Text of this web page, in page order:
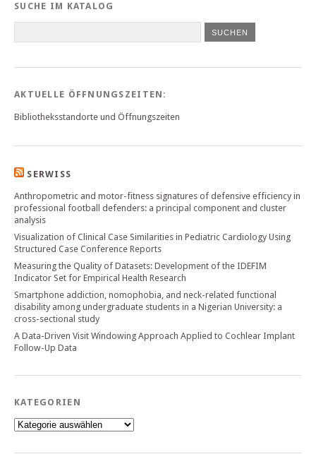
SUCHE IM KATALOG
SUCHEN
AKTUELLE ÖFFNUNGSZEITEN:
Bibliotheksstandorte und Öffnungszeiten
SERWISS
Anthropometric and motor-fitness signatures of defensive efficiency in
professional football defenders: a principal component and cluster
analysis
Visualization of Clinical Case Similarities in Pediatric Cardiology Using
Structured Case Conference Reports
Measuring the Quality of Datasets: Development of the IDEFIM
Indicator Set for Empirical Health Research
Smartphone addiction, nomophobia, and neck-related functional
disability among undergraduate students in a Nigerian University: a
cross-sectional study
A Data-Driven Visit Windowing Approach Applied to Cochlear Implant
Follow-Up Data
KATEGORIEN
Kategorien